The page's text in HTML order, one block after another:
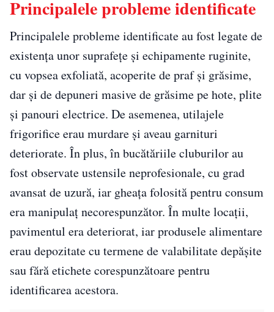
Principalele probleme identificate
Principalele probleme identificate au fost legate de
existența unor suprafețe și echipamente ruginite,
cu vopsea exfoliată, acoperite de praf și grăsime,
dar și de depuneri masive de grăsime pe hote, plite
și panouri electrice. De asemenea, utilajele
frigorifice erau murdare și aveau garnituri
deteriorate. În plus, în bucătăriile cluburilor au
fost observate ustensile neprofesionale, cu grad
avansat de uzură, iar gheața folosită pentru consum
era manipulaț necorespunzător. În multe locații,
pavimentul era deteriorat, iar produsele alimentare
erau depozitate cu termene de valabilitate depășite
sau fără etichete corespunzătoare pentru
identificarea acestora.